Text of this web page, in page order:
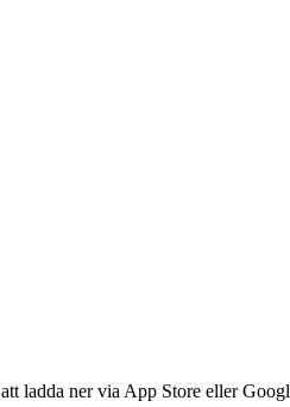
ladda ner via App Store eller